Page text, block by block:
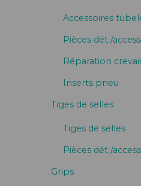
Accessoires
Pièces dét./
Réparation
Inserts pneu
Tiges de selles
Tiges de selles
Pièces dét./
Grips